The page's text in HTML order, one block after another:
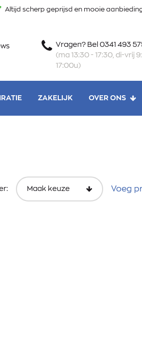
Altijd scherp geprijsd en mooie
Vragen? Bel 0341 493
(ma 13:30 - 17:30, di-vrij
17:00u)
ZAKELIJK
OVER ONS
Voeg